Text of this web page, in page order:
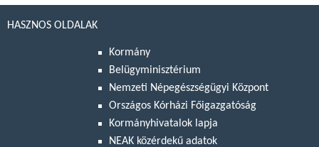
HASZNOS OLDALAK
Kormány
Belügyminisztérium
Nemzeti Népegészségügyi Központ
Országos Kórházi Főigazgatóság
Kormányhivatalok lapja
NEAK közérdekű adatok